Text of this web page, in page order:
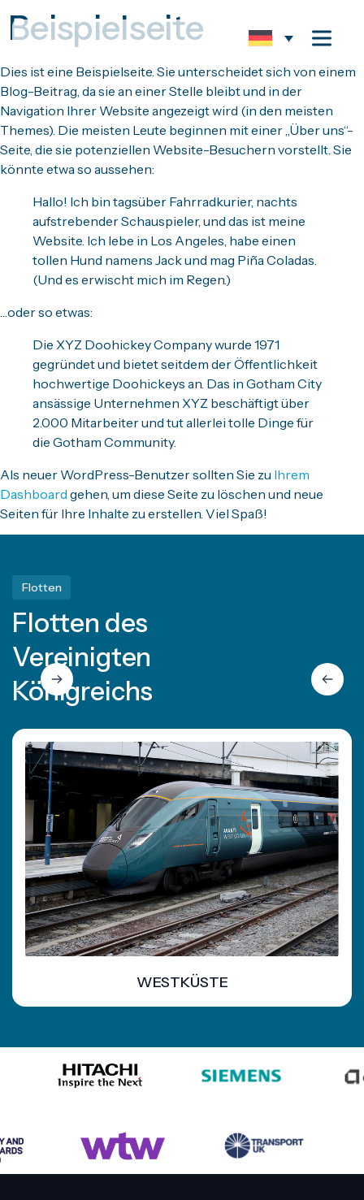
Beispielseite
Dies ist eine Beispielseite. Sie unterscheidet sich von einem
Blog-Beitrag, da sie an einer Stelle bleibt und in der
Navigation Ihrer Website angezeigt wird (in den meisten
Themes). Die meisten Leute beginnen mit einer „Über uns“-
Seite, die sie potenziellen Website-Besuchern vorstellt. Sie
könnte etwa so aussehen:
Hallo! Ich bin tagsüber Fahrradkurier, nachts
aufstrebender Schauspieler, und das ist meine
Website. Ich lebe in Los Angeles, habe einen
tollen Hund namens Jack und mag Piña Coladas.
(Und es erwischt mich im Regen.)
…oder so etwas:
Die XYZ Doohickey Company wurde 1971
gegründet und bietet seitdem der Öffentlichkeit
hochwertige Doohickeys an. Das in Gotham City
ansässige Unternehmen XYZ beschäftigt über
2.000 Mitarbeiter und tut allerlei tolle Dinge für
die Gotham Community.
Als neuer WordPress-Benutzer sollten Sie zu Ihrem
Dashboard gehen, um diese Seite zu löschen und neue
Seiten für Ihre Inhalte zu erstellen. Viel Spaß!
Flotten
Flotten des
Vereinigten
Königreichs
WESTKÜSTE